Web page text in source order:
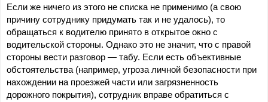
Если же ничего из этого не списка не применимо (а свою
причину сотруднику придумать так и не удалось), то
обращаться к водителю принято в открытое окно с
водительской стороны. Однако это не значит, что с правой
стороны вести разговор — табу. Если есть объективные
обстоятельства (например, угроза личной безопасности при
нахождении на проезжей части или загрязненность
дорожного покрытия), сотрудник вправе обратиться с